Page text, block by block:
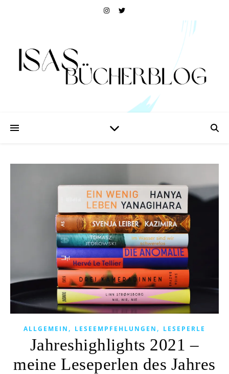
ALLGEMEIN , LESEEMPFEHLUNGEN , LESEPERLE
Jahreshighlights 2021 –
meine Leseperlen des Jahres